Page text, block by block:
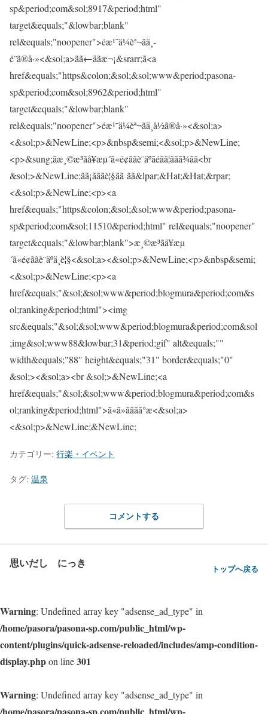
カテゴリー: 行楽・イベント
タグ: 温泉
コメントする
思いだし にっき トップへ戻る
Warning: Undefined array key "adsense_ad_type" in
/home/pasora/pasona-sp.com/public_html/wp-
content/plugins/quick-adsense-reloaded/includes/amp-condition-
display.phpon line301
Warning: Undefined array key "adsense_ad_type" in